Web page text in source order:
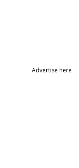
Advertise here